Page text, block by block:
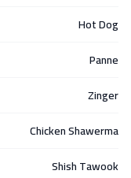
Hot Dog
Panne
Zinger
Chicken Shawerma
Shish Tawook